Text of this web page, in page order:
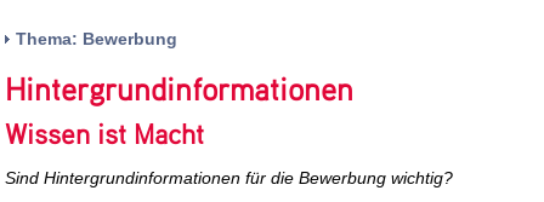
Thema: Bewerbung
Hintergrundinformationen
Wissen ist Macht
Sind Hintergrundinformationen für die Bewerbung wichtig?